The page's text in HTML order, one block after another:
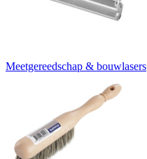
Meetgereedschap & bouwlasers